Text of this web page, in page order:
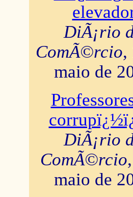
DiÃ¡rio
ComÃ©rcio,
maio de
DiÃ¡rio
ComÃ©rcio
maio de